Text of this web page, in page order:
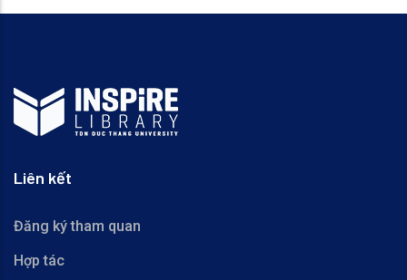
Liên kết
Đăng ký tham quan
Hợp tác